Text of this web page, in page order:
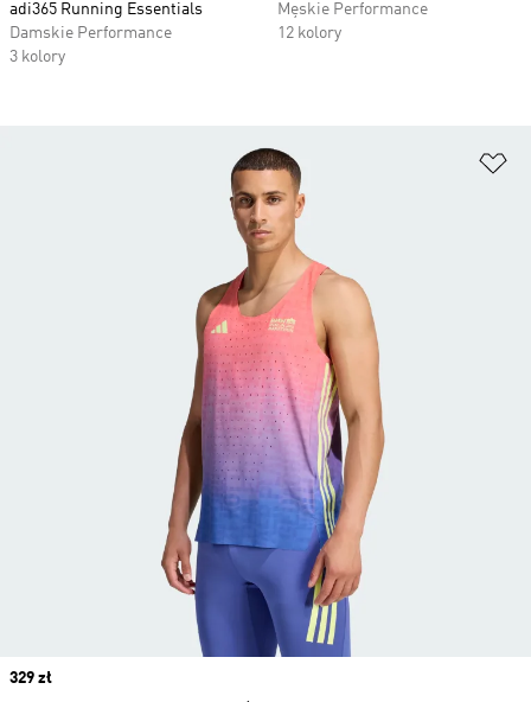
adi365 Running Essentials
Damskie Performance
3 kolory
Męskie Performance
12 kolory
Price
329 zł